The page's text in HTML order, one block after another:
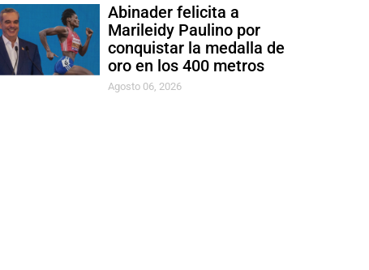
Abinader felicita a
Marileidy Paulino por
conquistar la medalla de
oro en los 400 metros
Agosto 06, 2026